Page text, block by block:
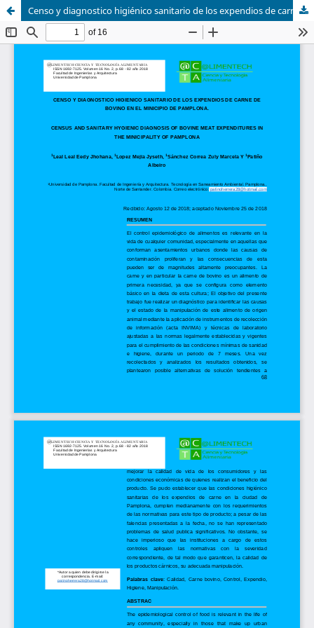
Censo y diagnostico higiénico sanitario de los expendios de carne de bovino en el municipio de Pamplona.